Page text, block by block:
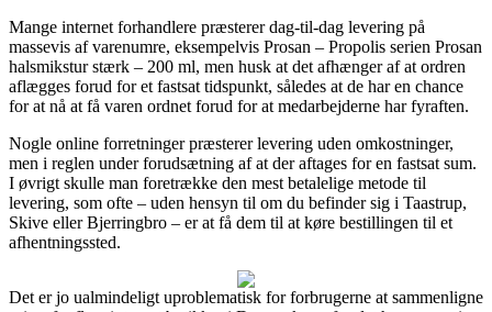
Mange internet forhandlere præsterer dag-til-dag levering på
massevis af varenumre, eksempelvis Prosan – Propolis serien Prosan
halsmikstur stærk – 200 ml, men husk at det afhænger af at ordren
aflægges forud for et fastsat tidspunkt, således at de har en chance
for at nå at få varen ordnet forud for at medarbejderne har fyraften.
Nogle online forretninger præsterer levering uden omkostninger,
men i reglen under forudsætning af at der aftages for en fastsat sum.
I øvrigt skulle man foretrække den mest betalelige metode til
levering, som ofte – uden hensyn til om du befinder sig i Taastrup,
Skive eller Bjerringbro – er at få dem til at køre bestillingen til et
afhentningssted.
Det er jo ualmindeligt uproblematisk for forbrugerne at sammenligne